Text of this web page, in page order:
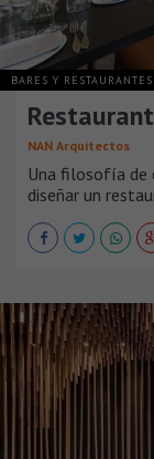
BARES Y RESTAURANTES
NAN Arquitectos
Una filosofía de
diseñar un